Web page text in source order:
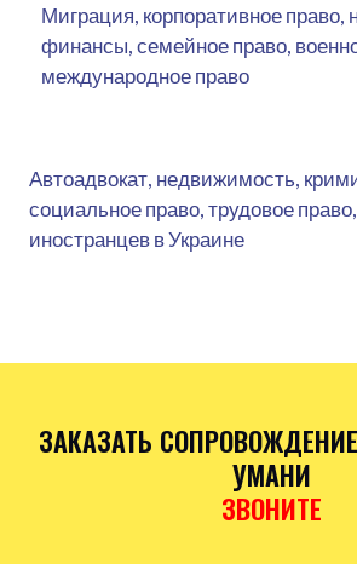
Миграция, корпоративное право,
финансы, семейное право,
международное право
Автоадвокат, недвижимость,
социальное право, трудовое
иностранцев в Украине
ЗАКАЗАТЬ
УМАНИ
ЗВОНИТЕ